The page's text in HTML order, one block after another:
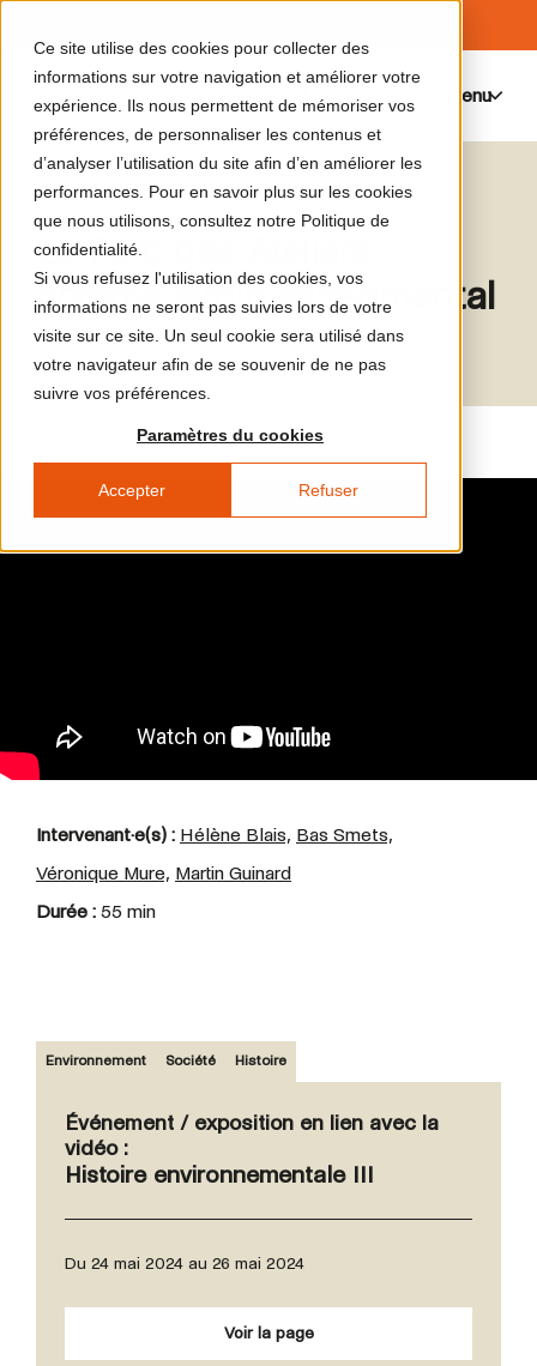
Ce site utilise des cookies pour collecter des
informations sur votre navigation et améliorer votre
expérience. Ils nous permettent de mémoriser vos
préférences, de personnaliser les contenus et
d’analyser l’utilisation du site afin d’en améliorer les
performances. Pour en savoir plus sur les cookies
que nous utilisons, consultez notre Politique de
confidentialité.
Si vous refusez l'utilisation des cookies, vos
informations ne seront pas suivies lors de votre
visite sur ce site. Un seul cookie sera utilisé dans
votre navigateur afin de se souvenir de ne pas
suivre vos préférences.
Paramètres du cookies
Accepter Refuser
Menu
Le catalogue de médiasHélène Blais
Le Parc des Ateliers
comme jardin expérimental
Intervenant·e(s) : Hélène Blais, Bas Smets,
Véronique Mure, Martin Guinard
Durée : 55 min
Environnement Société Histoire
Événement / exposition en lien avec la
vidéo :
Histoire environnementale III
Du 24 mai 2024 au 26 mai 2024
Voir la page